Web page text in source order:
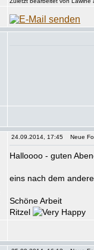
24.09.2014, 17:45 Neue
Halloooo - guten
eins nach dem
Schöne Arbeit
Ritzel